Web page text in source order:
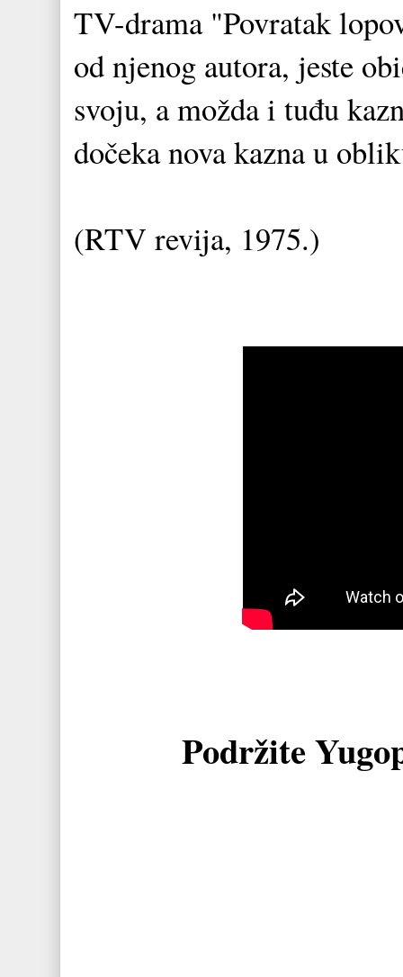
TV-drama "Povratak
od njenog autora, jeste
svoju, a možda i tuđu
dočeka nova kazna u
(RTV revija, 1975.)
Podržite